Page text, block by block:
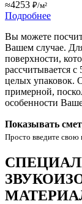
≈4253 ₽/м²
Подробнее
Вы можете
Вашем случае.
поверхности,
рассчитывается
целых упаковок.
примерной,
особенности
Показывать
Просто введите свою